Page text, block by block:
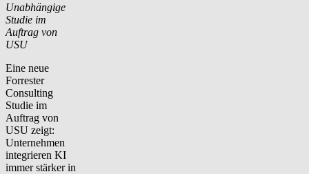
Unabhängige
Studie im
Auftrag von
USU
Eine neue
Forrester
Consulting
Studie im
Auftrag von
USU zeigt:
Unternehmen
integrieren KI
immer stärker in